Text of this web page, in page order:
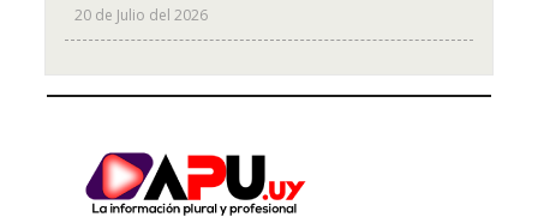
20 de Julio del 2026